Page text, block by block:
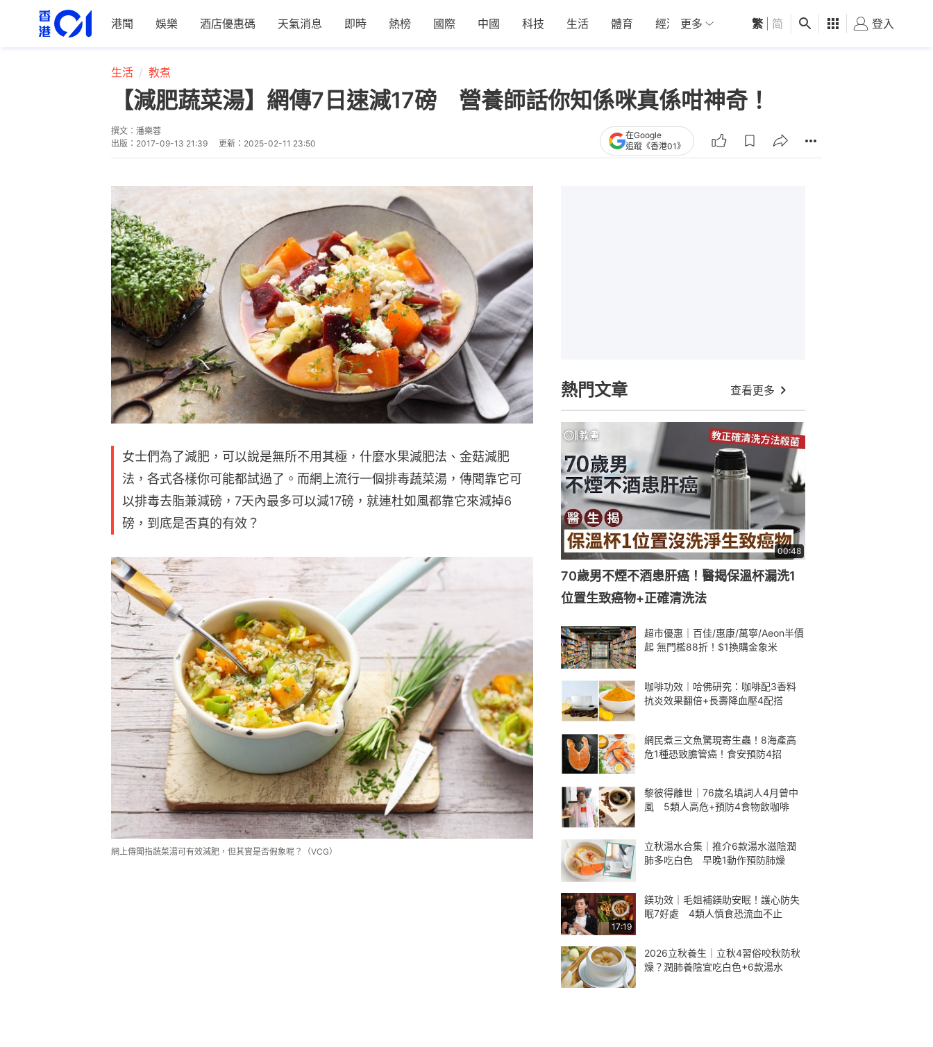
港聞 娛樂 酒店優惠碼 天氣消息 即時 熱榜 國際 中國 科技 生活 體育 經濟 01深圳 觀點 健康 好食玩飛
更多 繁 简 登入
生活 教煮
【減肥蔬菜湯】網傳7日速減17磅 營養師話你知係咪真係咁神奇！
撰文： 潘樂蓉
出版： 2017-09-13 21:39 更新： 2025-02-11 23:50
在Google
追蹤《香港01》
女士們為了減肥，可以說是無所不用其極，什麼水果減肥法、金菇減肥
法，各式各樣你可能都試過了。而網上流行一個排毒蔬菜湯，傳聞靠它可
以排毒去脂兼減磅，7天內最多可以減17磅，就連杜如風都靠它來減掉6
磅，到底是否真的有效？
網上傳聞指蔬菜湯可有效減肥，但其實是否假象呢？（VCG）
熱門文章 查看更多
00:48
70歲男不煙不酒患肝癌！醫揭保溫杯漏洗1
位置生致癌物+正確清洗法
超市優惠｜百佳/惠康/萬寧/Aeon半價
起 無門檻88折！$1換購金象米
咖啡功效｜哈佛研究：咖啡配3香料
抗炎效果翻倍+長壽降血壓4配搭
網民煮三文魚驚現寄生蟲！8海產高
危1種恐致膽管癌！食安預防4招
黎彼得離世｜76歲名填詞人4月曾中
風 5類人高危+預防4食物飲咖啡
立秋湯水合集｜推介6款湯水滋陰潤
肺多吃白色 早晚1動作預防肺燥
17:19
鎂功效｜毛姐補鎂助安眠！護心防失
眠7好處 4類人慎食恐流血不止
2026立秋養生｜立秋4習俗咬秋防秋
燥？潤肺養陰宜吃白色+6款湯水